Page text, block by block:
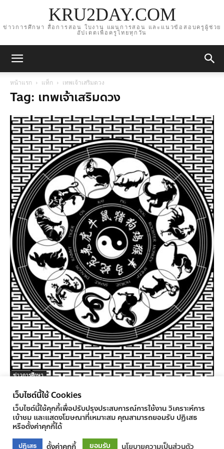
KRU2DAY.COM
ข่าวการศึกษา สื่อการสอน ใบงาน แผนการสอน และแนวข้อสอบครูผู้ช่วย
อัปเดตเพื่อครูไทยทุกวัน
หน้าแรก แท็ก เทพเจ้าเสริมดวง
Tag: เทพเจ้าเสริมดวง
ข่าวการศึกษา
เทพเจ้าเสริมดวงประจำราศีปีนักษัตร
ครูทูเดย์ ข่าวการศึกษา - 28/03/2011
เว็บไซต์นี้ใช้ Cookies
เว็บไซต์นี้ใช้คุกกี้เพื่อปรับปรุงประสบการณ์การใช้งาน วิเคราะห์การ
เข้าชม และแสดงโฆษณาที่เหมาะสม คุณสามารถยอมรับ ปฏิเสธ
หรือตั้งค่าคุกกี้ได้
ปฏิเสธ ตั้งค่าคุกกี้ ยอมรับ นโยบายความเป็นส่วนตัว